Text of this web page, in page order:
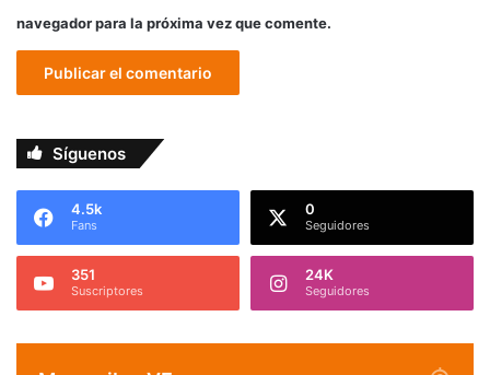
navegador para la próxima vez que comente.
Síguenos
4.5k
Fans
0
Seguidores
351
Suscriptores
24K
Seguidores